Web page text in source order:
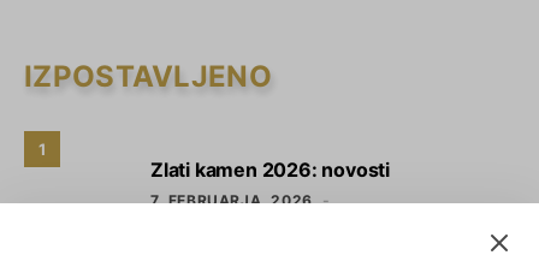
IZPOSTAVLJENO
1
Zlati kamen 2026: novosti
7. FEBRUARJA, 2026